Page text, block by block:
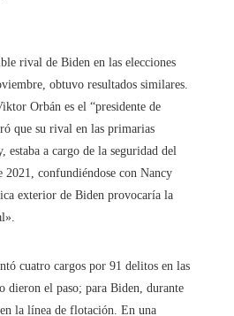
rival de Biden en las elecciones
obtuvo resultados similares.
Orbán es el “presidente de
que su rival en las primarias
estaba a cargo de la seguridad del
2021, confundiéndose con Nancy
exterior de Biden provocaría la
cuatro cargos por 91 delitos en las
dieron el paso; para Biden, durante
la línea de flotación. En una